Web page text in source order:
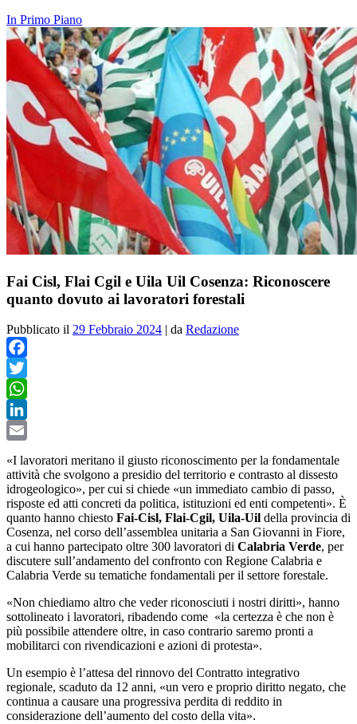
In Primo Piano
Fai Cisl, Flai Cgil e Uila Uil Cosenza: Riconoscere
quanto dovuto ai lavoratori forestali
Pubblicato il 29 Febbraio 2024 | da Redazione
Facebook
Twitter
WhatsApp
LinkedIn
«I lavoratori meritano il giusto riconoscimento per la fondamentale
attività che svolgono a presidio del territorio e contrasto al dissesto
idrogeologico», per cui si chiede «un immediato cambio di passo,
risposte ed atti concreti da politica, istituzioni ed enti competenti». È
quanto hanno chiesto Fai-Cisl, Flai-Cgil, Uila-Uil della provincia di
Cosenza, nel corso dell’assemblea unitaria a San Giovanni in Fiore,
a cui hanno partecipato oltre 300 lavoratori di Calabria Verde, per
discutere sull’andamento del confronto con Regione Calabria e
Calabria Verde su tematiche fondamentali per il settore forestale.
«Non chiediamo altro che veder riconosciuti i nostri diritti», hanno
sottolineato i lavoratori, ribadendo come «la certezza è che non è
più possibile attendere oltre, in caso contrario saremo pronti a
mobilitarci con rivendicazioni e azioni di protesta».
Un esempio è l’attesa del rinnovo del Contratto integrativo
regionale, scaduto da 12 anni, «un vero e proprio diritto negato, che
continua a causare una progressiva perdita di reddito in
considerazione dell’aumento del costo della vita».